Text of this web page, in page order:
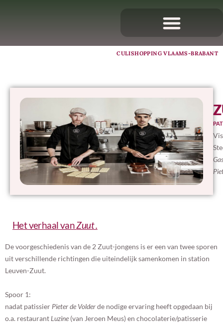
CULISHOPPING VLAAMS-BRABANT
Het verhaal vanZuut .
De voorgeschiedenis van de 2 Zuut-jongens is er een van twee sporen
uit verschillende richtingen die uiteindelijk samenkomen in station
Leuven-Zuut.
Spoor 1:
nadat patissier Pieter de Volderde nodige ervaring heeft opgedaan bij
o.a. restaurant Luzine (van Jeroen Meus) en chocolaterie/patisserie